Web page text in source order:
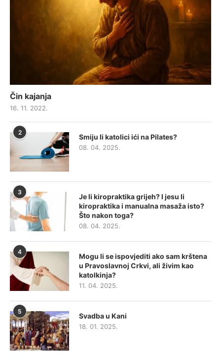
Čin kajanja
16. 11. 2022.
2
Smiju li katolici ići na Pilates?
08. 04. 2025.
3
Je li kiropraktika grijeh? I jesu li
kiropraktika i manualna masaža isto?
Što nakon toga?
08. 04. 2025.
4
Mogu li se ispovjediti ako sam krštena
u Pravoslavnoj Crkvi, ali živim kao
katolkinja?
11. 04. 2025.
5
Svadba u Kani
18. 01. 2025.